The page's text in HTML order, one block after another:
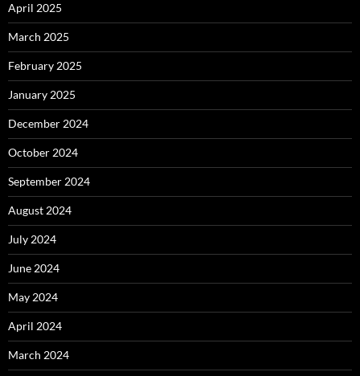
April 2025
March 2025
February 2025
January 2025
December 2024
October 2024
September 2024
August 2024
July 2024
June 2024
May 2024
April 2024
March 2024